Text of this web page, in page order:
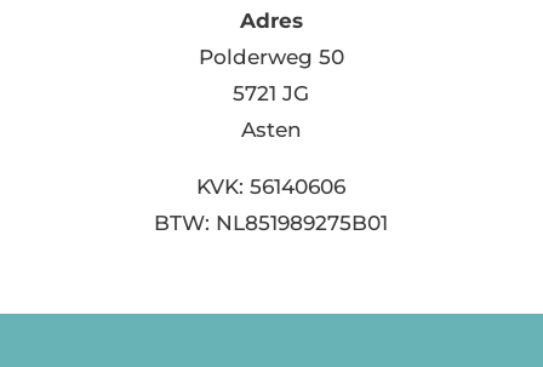
Adres
Polderweg 50
5721 JG
Asten
KVK: 56140606
BTW: NL851989275B01